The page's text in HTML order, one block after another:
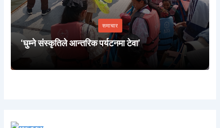
समाचार
‘घुम्ने संस्कृतिले आन्तरिक पर्यटनमा टेवा’